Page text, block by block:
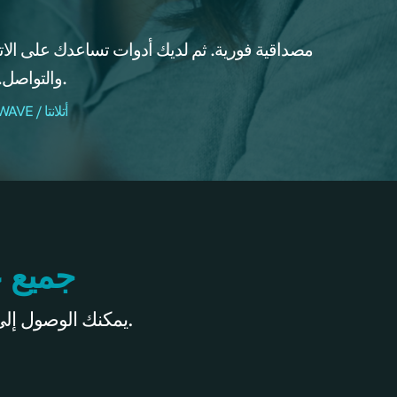
والتواصل. هذه الأدوات ضرورية.
- نويل كيم، قائدة WEALTHWAVE / أتلانتا
جميع
داخل WWONE، يمكنك الوصول إلى أدوات ومواد التسويق والمبيعات لجميع علاماتنا التجارية.